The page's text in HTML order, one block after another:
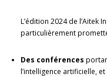
L’édition 2024 de l’Aitek
particulièrement
Des conférences
l’intelligence artificielle,